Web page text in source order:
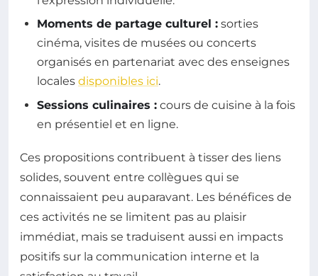
Moments de partage culturel : sorties
cinéma, visites de musées ou concerts
organisés en partenariat avec des enseignes
locales disponibles ici.
Sessions culinaires : cours de cuisine à la fois
en présentiel et en ligne.
Ces propositions contribuent à tisser des liens
solides, souvent entre collègues qui se
connaissaient peu auparavant. Les bénéfices de
ces activités ne se limitent pas au plaisir
immédiat, mais se traduisent aussi en impacts
positifs sur la communication interne et la